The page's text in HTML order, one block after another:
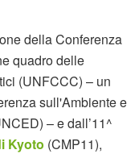
della Conferenza
quadro delle
(UNFCCC) – un
sull'Ambiente e
– e dall’11^
Kyoto (CMP11),